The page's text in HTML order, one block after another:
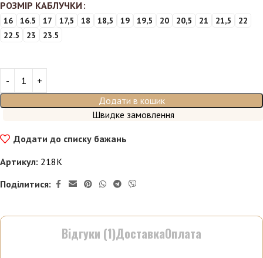
РОЗМІР КАБЛУЧКИ
16 16.5 17 17,5 18 18,5 19 19,5 20 20,5 21 21,5
22
22.5
23 23.5
Додати в кошик
Швидке замовлення
Додати до списку бажань
Артикул: 218К
Поділитися:
Відгуки (1)ДоставкаОплата